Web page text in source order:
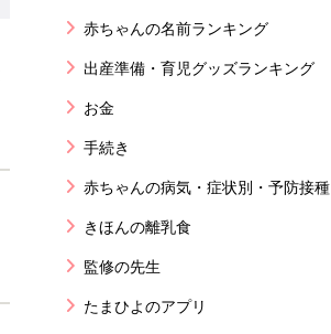
赤ちゃんの名前ランキング
出産準備・育児グッズランキング
お金
手続き
赤ちゃんの病気・症状別・予防接種
きほんの離乳食
監修の先生
たまひよのアプリ